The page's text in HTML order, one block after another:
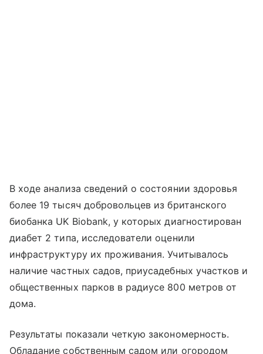
В ходе анализа сведений о состоянии здоровья
более 19 тысяч добровольцев из британского
биобанка UK Biobank, у которых диагностирован
диабет 2 типа, исследователи оценили
инфраструктуру их проживания. Учитывалось
наличие частных садов, приусадебных участков и
общественных парков в радиусе 800 метров от
дома.
Результаты показали четкую закономерность.
Обладание собственным садом или огородом